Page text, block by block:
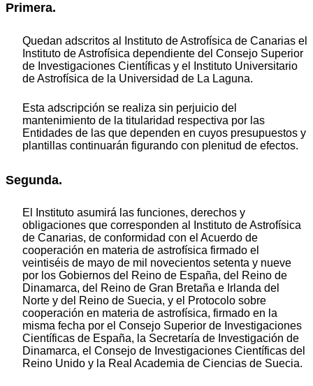
Primera.
Quedan adscritos al Instituto de Astrofísica de Canarias el
Instituto de Astrofísica dependiente del Consejo Superior
de Investigaciones Científicas y el Instituto Universitario
de Astrofísica de la Universidad de La Laguna.
Esta adscripción se realiza sin perjuicio del
mantenimiento de la titularidad respectiva por las
Entidades de las que dependen en cuyos presupuestos y
plantillas continuarán figurando con plenitud de efectos.
Segunda.
El Instituto asumirá las funciones, derechos y
obligaciones que corresponden al Instituto de Astrofísica
de Canarias, de conformidad con el Acuerdo de
cooperación en materia de astrofísica firmado el
veintiséis de mayo de mil novecientos setenta y nueve
por los Gobiernos del Reino de España, del Reino de
Dinamarca, del Reino de Gran Bretaña e Irlanda del
Norte y del Reino de Suecia, y el Protocolo sobre
cooperación en materia de astrofísica, firmado en la
misma fecha por el Consejo Superior de Investigaciones
Científicas de España, la Secretaría de Investigación de
Dinamarca, el Consejo de Investigaciones Científicas del
Reino Unido y la Real Academia de Ciencias de Suecia.